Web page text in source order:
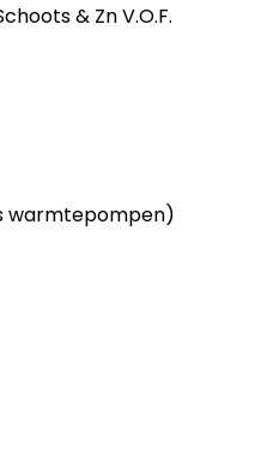
& Zn V.O.F.
warmtepompen)